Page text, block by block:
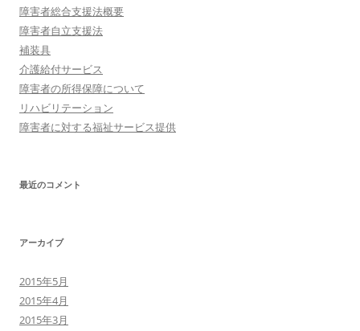
障害者総合支援法概要
障害者自立支援法
補装具
介護給付サービス
障害者の所得保障について
リハビリテーション
障害者に対する福祉サービス提供
最近のコメント
アーカイブ
2015年5月
2015年4月
2015年3月